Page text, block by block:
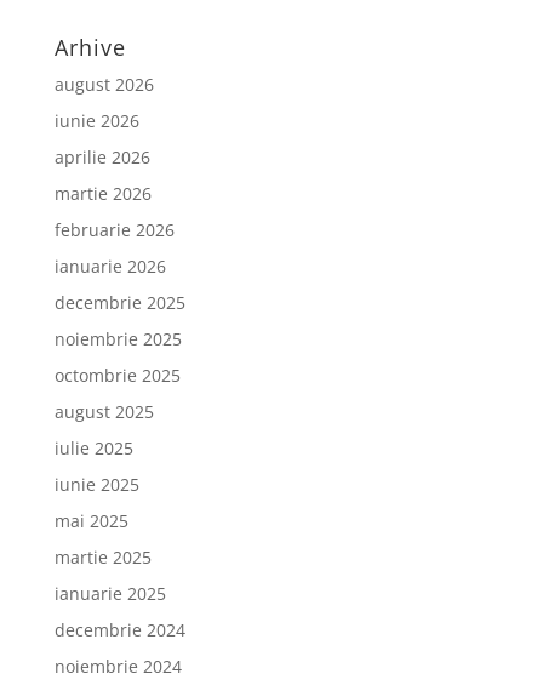
Arhive
august 2026
iunie 2026
aprilie 2026
martie 2026
februarie 2026
ianuarie 2026
decembrie 2025
noiembrie 2025
octombrie 2025
august 2025
iulie 2025
iunie 2025
mai 2025
martie 2025
ianuarie 2025
decembrie 2024
noiembrie 2024